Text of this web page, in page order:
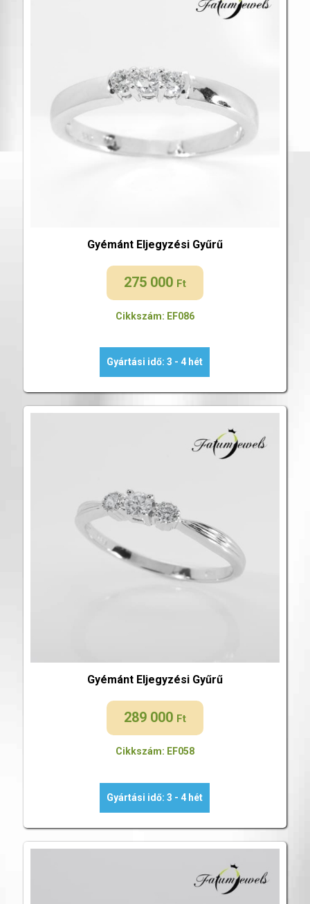
Gyémánt Eljegyzési Gyűrű
275 000 Ft
Cikkszám: EF086
Gyártási idő: 3 - 4 hét
Gyémánt Eljegyzési Gyűrű
289 000 Ft
Cikkszám: EF058
Gyártási idő: 3 - 4 hét